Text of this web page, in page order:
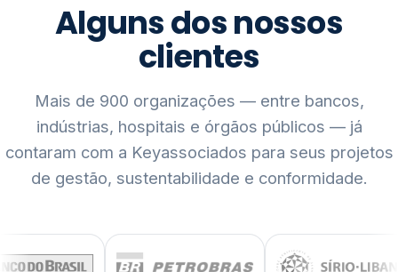
Alguns dos nossos
clientes
Mais de 900 organizações — entre bancos,
indústrias, hospitais e órgãos públicos — já
contaram com a Keyassociados para seus projetos
de gestão, sustentabilidade e conformidade.